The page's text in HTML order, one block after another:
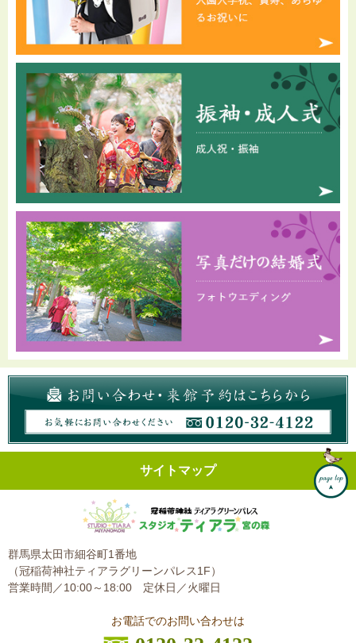
サイトマップ
群馬県太田市細谷町1番地
（冠稲荷神社ティアラグリーンパレス1F）
営業時間／10:00～18:00 定休日／火曜日
お電話でのお問い合わせは